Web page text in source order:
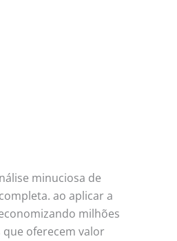
minuciosa de
ao aplicar a
milhões
oferecem valor